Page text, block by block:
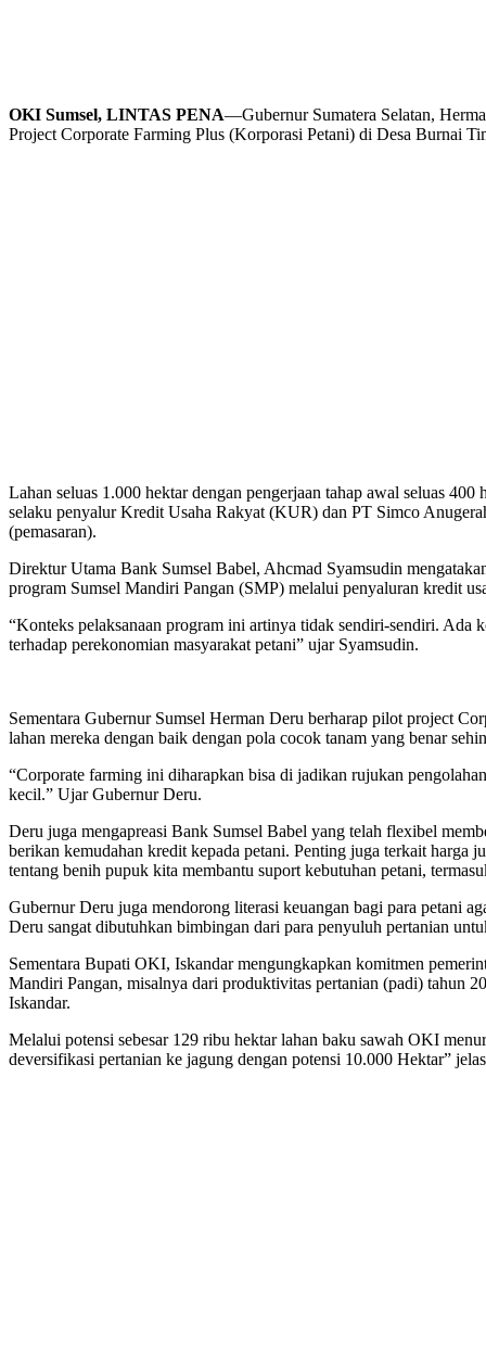
OKI Sumsel, LINTAS PENA—Gubernur Sumatera Selatan,
Project Corporate Farming Plus (Korporasi Petani) di Desa Burnai
Lahan seluas 1.000 hektar dengan pengerjaan tahap awal seluas
selaku penyalur Kredit Usaha Rakyat (KUR) dan PT Simco
(pemasaran).
Direktur Utama Bank Sumsel Babel, Ahcmad Syamsudin
program Sumsel Mandiri Pangan (SMP) melalui penyaluran kredit
“Konteks pelaksanaan program ini artinya tidak sendiri-sendiri. Ada
terhadap perekonomian masyarakat petani” ujar Syamsudin.
Sementara Gubernur Sumsel Herman Deru berharap pilot project
lahan mereka dengan baik dengan pola cocok tanam yang benar
“Corporate farming ini diharapkan bisa di jadikan rujukan
kecil.” Ujar Gubernur Deru.
Deru juga mengapreasi Bank Sumsel Babel yang telah flexibel
berikan kemudahan kredit kepada petani. Penting juga terkait harga
tentang benih pupuk kita membantu suport kebutuhan petani,
Gubernur Deru juga mendorong literasi keuangan bagi para petani
Deru sangat dibutuhkan bimbingan dari para penyuluh pertanian
Sementara Bupati OKI, Iskandar mengungkapkan komitmen
Mandiri Pangan, misalnya dari produktivitas pertanian (padi) tahun
Iskandar.
Melalui potensi sebesar 129 ribu hektar lahan baku sawah OKI
deversifikasi pertanian ke jagung dengan potensi 10.000 Hektar”